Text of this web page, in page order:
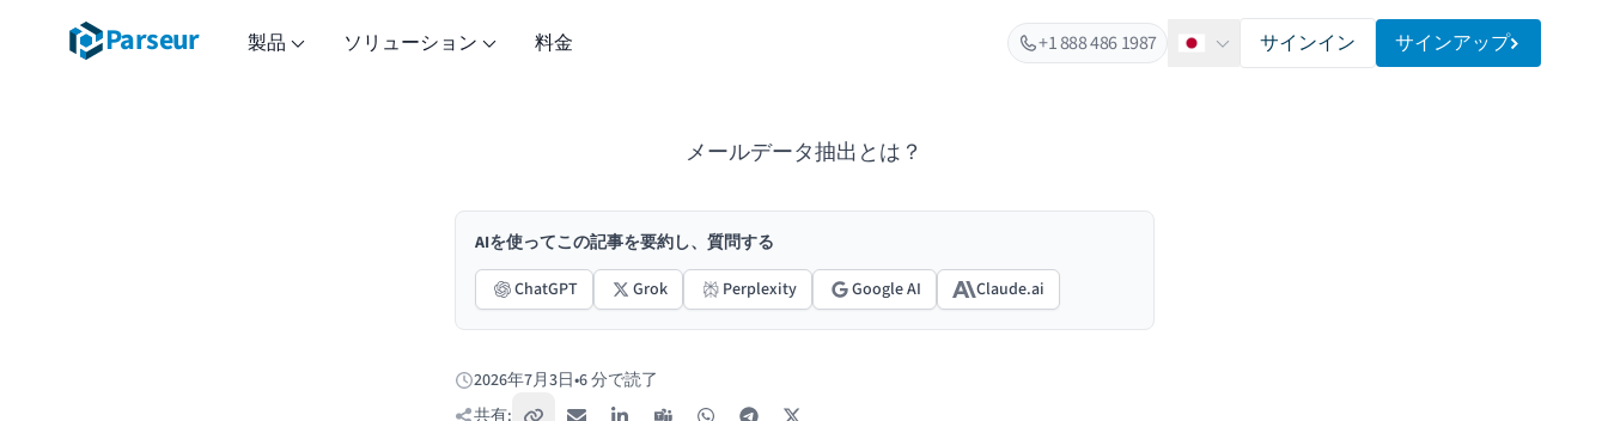
Parseur 製品 ソリューション 料金 +1 888 486 1987 日本語 サインイン サインアップ
メールデータ抽出とは？
AIを使ってこの記事を要約し、質問する
ChatGPT
Grok Perplexity Google AI Claude.ai
公開日:
2026年7月3日•6 分で読了
共有:
リンクをコピー
メール LinkedInTeams WhatsAppTelegram